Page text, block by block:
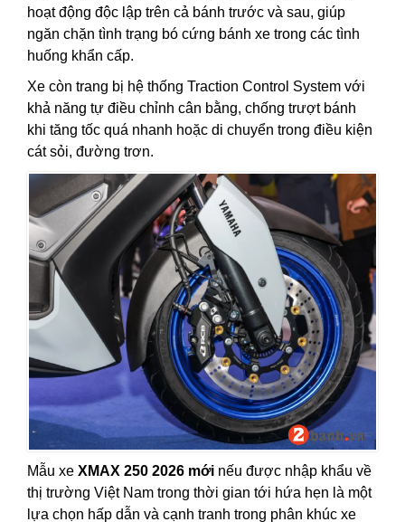
hoạt động độc lập trên cả bánh trước và sau, giúp
ngăn chặn tình trạng bó cứng bánh xe trong các tình
huống khẩn cấp.
Xe còn trang bị hệ thống Traction Control System với
khả năng tự điều chỉnh cân bằng, chống trượt bánh
khi tăng tốc quá nhanh hoặc di chuyển trong điều kiện
cát sỏi, đường trơn.
Mẫu xe XMAX 250 2026 mới nếu được nhập khẩu về
thị trường Việt Nam trong thời gian tới hứa hẹn là một
lựa chọn hấp dẫn và cạnh tranh trong phân khúc xe